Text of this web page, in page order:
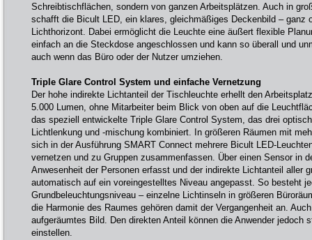
Schreibtischflächen, sondern von ganzen Arbeitsplätzen. Auch in
schafft die Bicult LED, ein klares, gleichmäßiges Deckenbild – ganz
Lichthorizont. Dabei ermöglicht die Leuchte eine äußert flexible
einfach an die Steckdose angeschlossen und kann so überall und
auch wenn das Büro oder der Nutzer umziehen.
Triple Glare Control System und einfache Vernetzung
Der hohe indirekte Lichtanteil der Tischleuchte erhellt den
5.000 Lumen, ohne Mitarbeiter beim Blick von oben auf die
das speziell entwickelte Triple Glare Control System, das drei
Lichtlenkung und -mischung kombiniert. In größeren Räumen mit
sich in der Ausführung SMART Connect mehrere Bicult LED-
vernetzen und zu Gruppen zusammenfassen. Über einen Sensor in
Anwesenheit der Personen erfasst und der indirekte Lichtanteil aller
automatisch auf ein voreingestelltes Niveau angepasst. So besteht
Grundbeleuchtungsniveau – einzelne Lichtinseln in größeren
die Harmonie des Raumes gehören damit der Vergangenheit an.
aufgeräumtes Bild. Den direkten Anteil können die Anwender jedoch
einstellen.